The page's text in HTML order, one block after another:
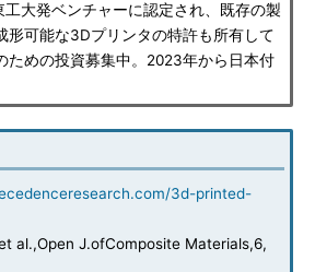
大発ベンチャーに認定され、既存の製
形可能な3Dプリンタの特許も所有して
ための投資募集中。2023年から日本付
3d-printed-
et al.,Open J.ofComposite Materials,6,